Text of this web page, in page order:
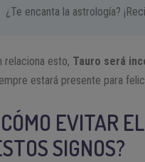
¿Te encanta la astrología?
relaciona esto, Tauro será
estará presente para
EVITAR
SIGNOS?